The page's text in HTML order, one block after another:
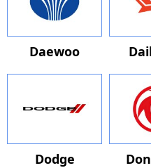
Daewoo
Dodge